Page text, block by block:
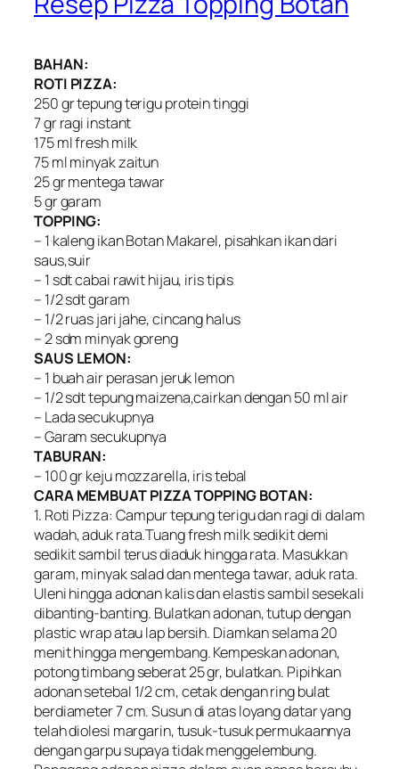
BAHAN:
ROTI PIZZA:
250 gr tepung terigu protein tinggi
7 gr ragi instant
175 ml fresh milk
75 ml minyak zaitun
25 gr mentega tawar
5 gr garam
TOPPING:
– 1 kaleng ikan Botan Makarel, pisahkan ikan dari
saus,suir
– 1 sdt cabai rawit hijau, iris tipis
– 1/2 sdt garam
– 1/2 ruas jari jahe, cincang halus
– 2 sdm minyak goreng
SAUS LEMON:
– 1 buah air perasan jeruk lemon
– 1/2 sdt tepung maizena,cairkan dengan 50 ml air
– Lada secukupnya
– Garam secukupnya
TABURAN:
– 100 gr keju mozzarella, iris tebal
CARA MEMBUAT PIZZA TOPPING BOTAN:
1. Roti Pizza: Campur tepung terigu dan ragi di dalam
wadah, aduk rata.Tuang fresh milk sedikit demi
sedikit sambil terus diaduk hingga rata. Masukkan
garam, minyak salad dan mentega tawar, aduk rata.
Uleni hingga adonan kalis dan elastis sambil sesekali
dibanting-banting. Bulatkan adonan, tutup dengan
plastic wrap atau lap bersih. Diamkan selama 20
menit hingga mengembang. Kempeskan adonan,
potong timbang seberat 25 gr, bulatkan. Pipihkan
adonan setebal 1/2 cm, cetak dengan ring bulat
berdiameter 7 cm. Susun di atas loyang datar yang
telah diolesi margarin, tusuk-tusuk permukaannya
dengan garpu supaya tidak menggelembung.